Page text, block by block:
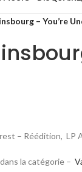
– You’re
– Réédition, LP
la catégorie –